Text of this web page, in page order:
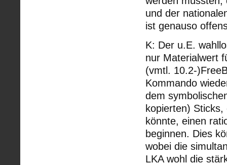
und der
ist genauso
K: Der u.E.
nur Materialwert
(vmtl. 10.2-
Kommando
dem
kopierten) Sticks,
könnte, einen
beginnen. Dies
wobei die
LKA wohl die